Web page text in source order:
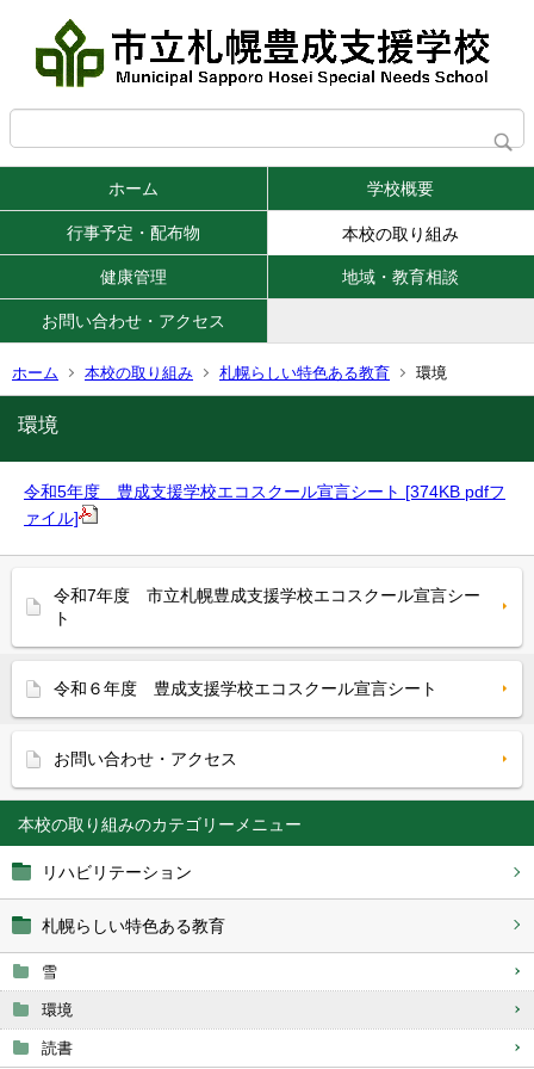
ホーム 学校概要
行事予定・配布物 本校の取り組み
健康管理 地域・教育相談
お問い合わせ・アクセス
ホーム 本校の取り組み 札幌らしい特色ある教育 環境
本校の取り組み
リハビリテーション
札幌らしい特色ある教育
雪
環境
読書
環境
令和5年度 豊成支援学校エコスクール宣言シート [374KB pdfフ
ァイル]
令和7年度 市立札幌豊成支援学校エコスクール宣言シー
ト
令和６年度 豊成支援学校エコスクール宣言シート
お問い合わせ・アクセス